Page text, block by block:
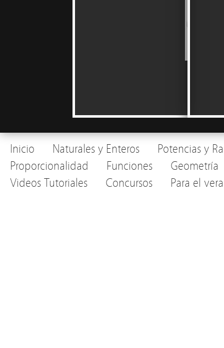
Inicio Naturales y Enteros
Potencias y
Proporcionalidad
Funciones
Geometría
Videos Tutoriales
Concursos Para el